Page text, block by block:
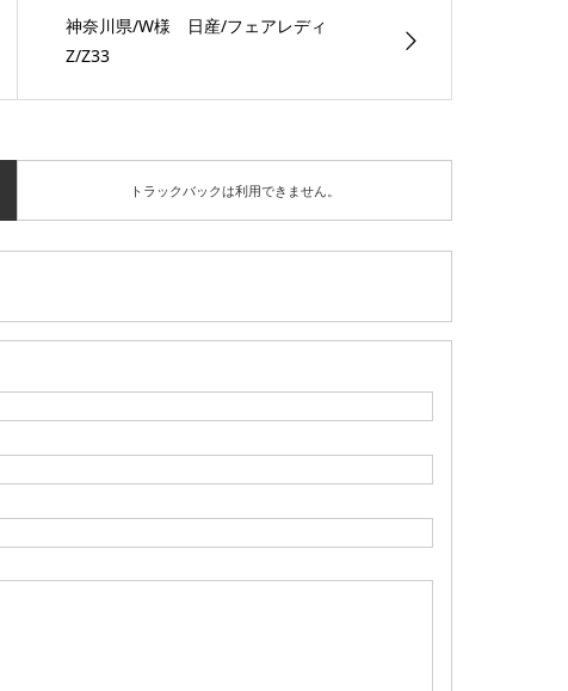
神奈川県/W様 日産/フェアレディ
Z/Z33
トラックバックは利用できません。